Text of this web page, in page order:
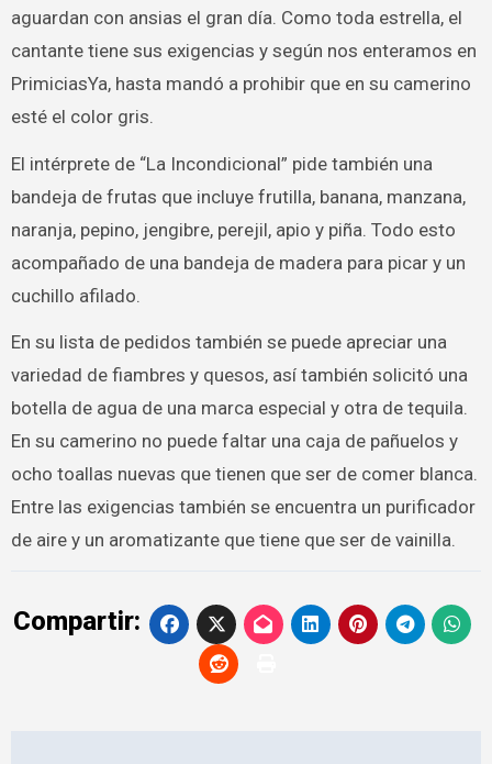
aguardan con ansias el gran día. Como toda estrella, el
cantante tiene sus exigencias y según nos enteramos en
PrimiciasYa, hasta mandó a prohibir que en su camerino
esté el color gris.
El intérprete de “La Incondicional” pide también una
bandeja de frutas que incluye frutilla, banana, manzana,
naranja, pepino, jengibre, perejil, apio y piña. Todo esto
acompañado de una bandeja de madera para picar y un
cuchillo afilado.
En su lista de pedidos también se puede apreciar una
variedad de fiambres y quesos, así también solicitó una
botella de agua de una marca especial y otra de tequila.
En su camerino no puede faltar una caja de pañuelos y
ocho toallas nuevas que tienen que ser de comer blanca.
Entre las exigencias también se encuentra un purificador
de aire y un aromatizante que tiene que ser de vainilla.
Compartir: